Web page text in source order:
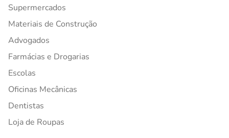
Supermercados
Materiais de Construção
Advogados
Farmácias e Drogarias
Escolas
Oficinas Mecânicas
Dentistas
Loja de Roupas